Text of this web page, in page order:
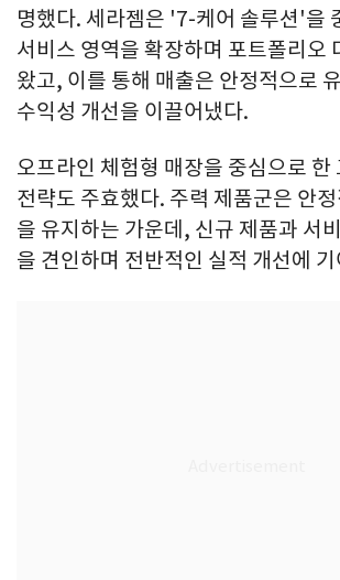
명했다. 세라젬은 '7-케어 솔루션'을
서비스 영역을 확장하며 포트폴리오
왔고, 이를 통해 매출은 안정적으로
수익성 개선을 이끌어냈다.
오프라인 체험형 매장을 중심으로 한
전략도 주효했다. 주력 제품군은 안
을 유지하는 가운데, 신규 제품과 서
을 견인하며 전반적인 실적 개선에